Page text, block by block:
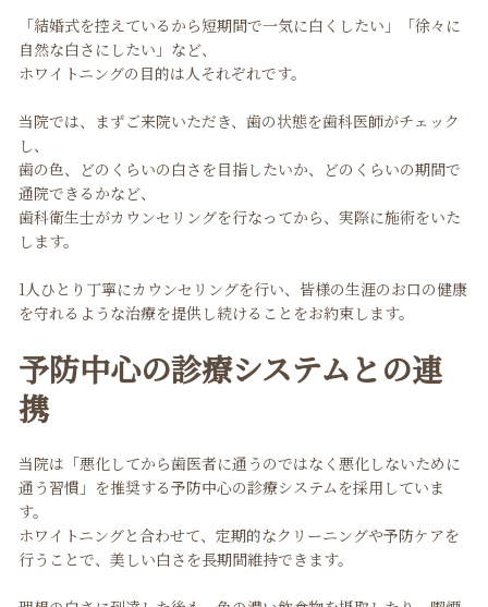
「結婚式を控えているから短期間で一気に白くしたい」「徐々に
自然な白さにしたい」など、
ホワイトニングの目的は人それぞれです。
当院では、まずご来院いただき、歯の状態を歯科医師がチェック
し、
歯の色、どのくらいの白さを目指したいか、どのくらいの期間で
通院できるかなど、
歯科衛生士がカウンセリングを行なってから、実際に施術をいた
します。
1人ひとり丁寧にカウンセリングを行い、皆様の生涯のお口の健康
を守れるような治療を提供し続けることをお約束します。
予防中心の診療システムとの連
携
当院は「悪化してから歯医者に通うのではなく悪化しないために
通う習慣」を推奨する予防中心の診療システムを採用していま
す。
ホワイトニングと合わせて、定期的なクリーニングや予防ケアを
行うことで、美しい白さを長期間維持できます。